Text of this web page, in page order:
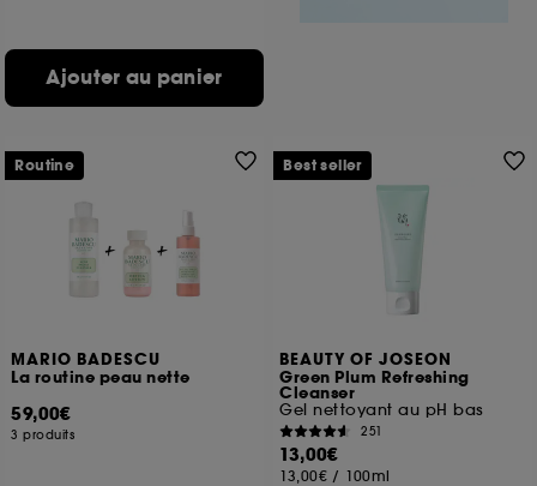
Ajouter au panier
MARIO BADESCU
La routine peau nette
59,00€
3 produits
Routine
BEAUTY OF JOSEON
Green Plum Refreshing
Cleanser
Gel nettoyant au pH bas
251
13,00€
13,00€ / 100ml
Best seller